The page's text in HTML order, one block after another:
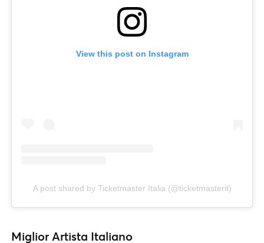
View this post on Instagram
A post shared by Ticketmaster Italia (@ticketmasterit)
Miglior Artista Italiano